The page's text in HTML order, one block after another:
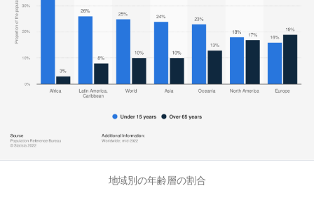
地域別の年齢層の割合